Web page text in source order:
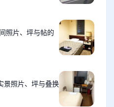
照片、坪与帖的
景照片、坪与叠换